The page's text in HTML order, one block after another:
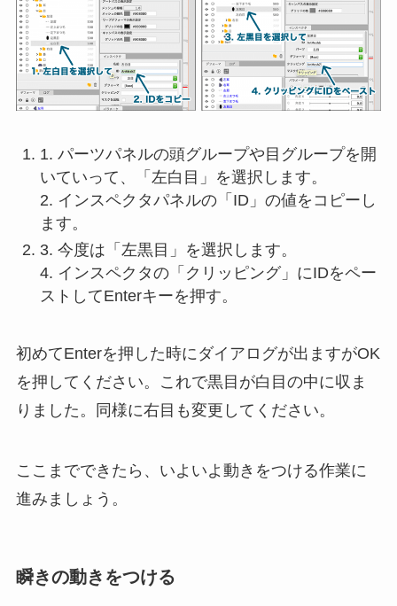
1. パーツパネルの頭グループや目グループを開
いていって、「左白目」を選択します。
2. インスペクタパネルの「ID」の値をコピーし
ます。
3. 今度は「左黒目」を選択します。
4. インスペクタの「クリッピング」にIDをペー
ストしてEnterキーを押す。
初めてEnterを押した時にダイアログが出ますがOK
を押してください。これで黒目が白目の中に収ま
りました。同様に右目も変更してください。
ここまでできたら、いよいよ動きをつける作業に
進みましょう。
瞬きの動きをつける